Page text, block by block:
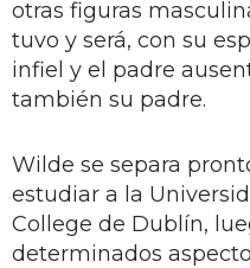
otras figuras
tuvo y será, con su
infiel y el padre
también su padre.
Wilde se separa
estudiar a la
College de Dublín,
determinados